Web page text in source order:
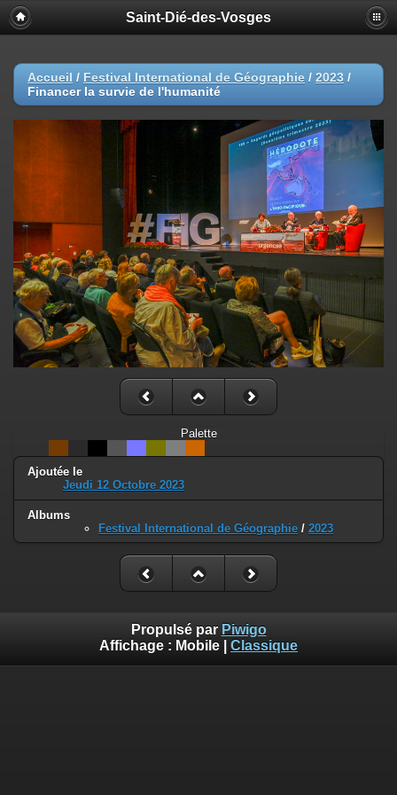
Saint-Dié-des-Vosges
Accueil / Festival International de Géographie / 2023 /
Financer la survie de l'humanité
Palette
Ajoutée le
Jeudi 12 Octobre 2023
Albums
Festival International de Géographie / 2023
Propulsé par Piwigo
Affichage : Mobile Classique